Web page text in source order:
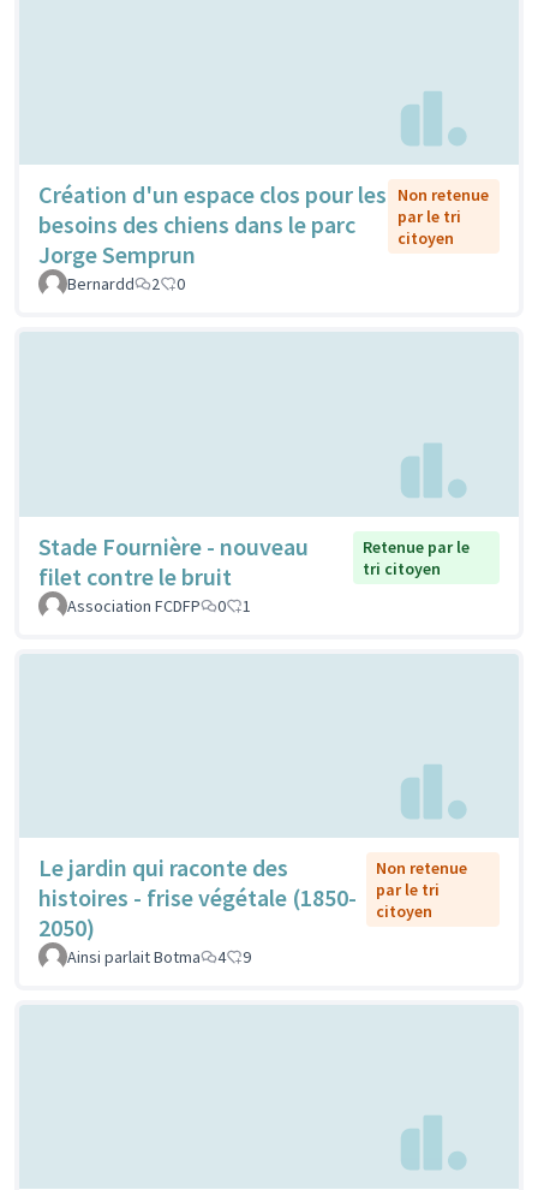
Création d'un espace clos pour les
besoins des chiens dans le parc
Jorge Semprun
Non retenue
par le tri
citoyen
Bernardd 2 0
Stade Fournière - nouveau
filet contre le bruit
Retenue par le
tri citoyen
Association FCDFP
0 1
Le jardin qui raconte des
histoires - frise végétale (1850-
2050)
Non retenue
par le tri
citoyen
Ainsi parlait Botma 4 9